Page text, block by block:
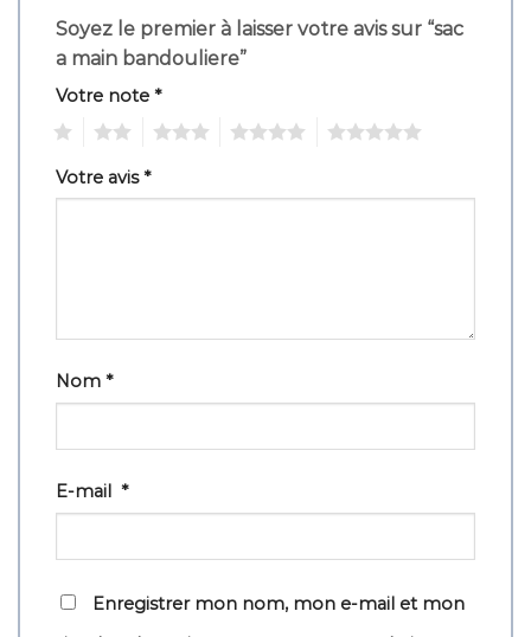
Soyez le premier à laisser votre avis sur “sac
a main bandouliere”
Votre note *
Votre avis*
Nom *
E-mail *
Enregistrer mon nom, mon e-mail et mon